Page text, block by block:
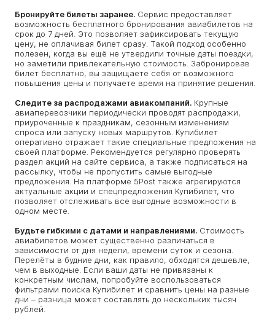
Бронируйте билеты заранее. Сервис предоставляет
возможность бесплатного бронирования авиабилетов на
срок до 7 дней. Это позволяет зафиксировать текущую
цену, не оплачивая билет сразу. Такой подход особенно
полезен, когда вы ещё не утвердили точные даты поездки,
но заметили привлекательную стоимость. Забронировав
билет бесплатно, вы защищаете себя от возможного
повышения цены и получаете время на принятие решения.
Следите за распродажами авиакомпаний. Крупные
авиаперевозчики периодически проводят распродажи,
приуроченные к праздникам, сезонным изменениям
спроса или запуску новых маршрутов. Купибилет
оперативно отражает такие специальные предложения на
своей платформе. Рекомендуется регулярно проверять
раздел акций на сайте сервиса, а также подписаться на
рассылку, чтобы не пропустить самые выгодные
предложения. На платформе 5Post также агрегируются
актуальные акции и спецпредложения Купибилет, что
позволяет отслеживать все выгодные возможности в
одном месте.
Будьте гибкими с датами и направлениями. Стоимость
авиабилетов может существенно различаться в
зависимости от дня недели, времени суток и сезона.
Перелёты в будние дни, как правило, обходятся дешевле,
чем в выходные. Если ваши даты не привязаны к
конкретным числам, попробуйте воспользоваться
фильтрами поиска Купибилет и сравнить цены на разные
дни – разница может составлять до нескольких тысяч
рублей.